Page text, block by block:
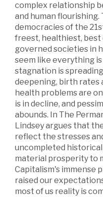
complex relationship
and human
democracies of the
freest, healthiest, best
governed societies in
seem like everything
stagnation is
deepening, birth rates
health problems are
is in decline, and
abounds. In The
Lindsey argues that
reflect the stresses
uncompleted
material prosperity to
Capitalism's immense
raised our
most of us reality is